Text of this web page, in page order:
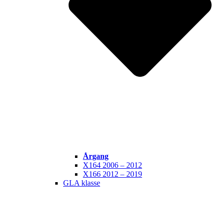
Årgang
X164 2006 – 2012
X166 2012 – 2019
GLA klasse